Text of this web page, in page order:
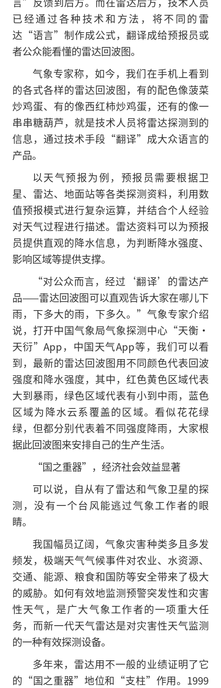
已经通过各种技术和方法，将不同的雷
达“语言”制作成公式，翻译成给预报员或
者公众能看懂的雷达回波图。
气象专家称，如今，我们在手机上看到
的各式各样的雷达回波图，有的配色像菠菜
炒鸡蛋、有的像西红柿炒鸡蛋，还有的像一
串串糖葫芦，就是技术人员将雷达探测到的
信息，通过技术手段“翻译”成大众语言的
产品。
以天气预报为例，预报员需要根据卫
星、雷达、地面站等各类探测资料，利用数
值预报模式进行复杂运算，并结合个人经验
对天气过程进行描述。雷达资料可以为预报
员提供直观的降水信息，为判断降水强度、
影响区域等提供支撑。
“对公众而言，经过‘翻译’的雷达产
品——雷达回波图可以直观告诉大家在哪儿下
雨，下多大的雨，下多久。”气象专家介绍
说，打开中国气象局气象探测中心“天衡·
天衍”App，中国天气App等，我们可以看
到，最新的雷达回波图用不同颜色代表回波
强度和降水强度，其中，红色黄色区域代表
大到暴雨，绿色区域代表有小到中雨，蓝色
区域为降水云系覆盖的区域。看似花花绿
绿，但都分别代表着不同强度降雨，大家根
据此回波图来安排自己的生产生活。
“国之重器”，经济社会效益显著
可以说，自从有了雷达和气象卫星的探
测，没有一个台风能逃过气象工作者的眼
睛。
我国幅员辽阔，气象灾害种类多且多发
频发，极端天气气候事件对农业、水资源、
交通、能源、粮食和国防等安全带来了极大
的威胁。如何有效地监测预警突发性和灾害
性天气，是广大气象工作者的一项重大任
务，而新一代天气雷达是对灾害性天气监测
的一种有效探测设备。
多年来，雷达用不一般的业绩证明了它
的“国之重器”地位和“支柱”作用。1999